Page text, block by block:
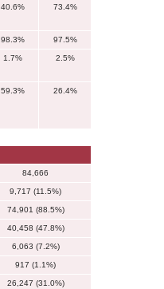
40.6% 73.4%
98.3% 97.5%
1.7% 2.5%
59.3% 26.4%
84,666
9,717 (11.5%)
74,901 (88.5%)
40,458 (47.8%)
6,063 (7.2%)
917 (1.1%)
26,247 (31.0%)